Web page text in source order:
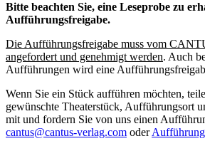
Bitte beachten Sie, eine Leseprobe zu
Aufführungsfreigabe.
Die Aufführungsfreigabe muss vom
angefordert und genehmigt werden. Auch
Aufführungen wird eine
Wenn Sie ein Stück aufführen möchten,
gewünschte Theaterstück, Aufführungsort
mit und fordern Sie von uns einen
cantus@cantus-verlag.com oder